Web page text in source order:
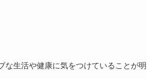
な生活や健康に気をつけていることが明